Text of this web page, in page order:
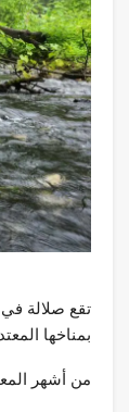
تقع صلالة
بمناخها
من أشهر